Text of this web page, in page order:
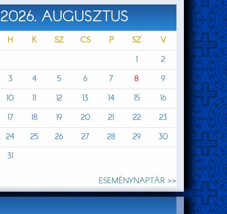
2026. AUGUSZTUS
H K SZ CS P SZ
V
1
2
3
4 5 6 7 8
9
10
11 12 13 14 15
16
17
18 19 20 21 22
23
24
25 26 27 28 29
30
31
ESEMÉNYNAPTÁR >>